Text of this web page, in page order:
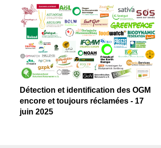
Détection et identification des OGM
encore et toujours réclamées - 17
juin 2025